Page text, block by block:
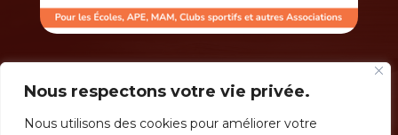
Nous respectons votre vie privée.
Nous utilisons des cookies pour améliorer votre